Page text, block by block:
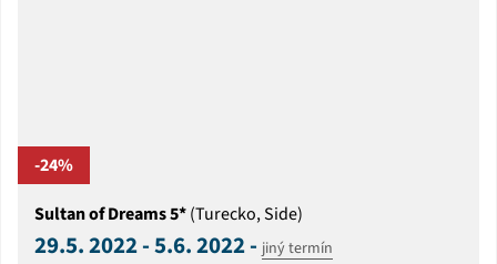
-24%
Sultan of Dreams 5*(Turecko, Side)
29.5. 2022 - 5.6. 2022 - jiný termín